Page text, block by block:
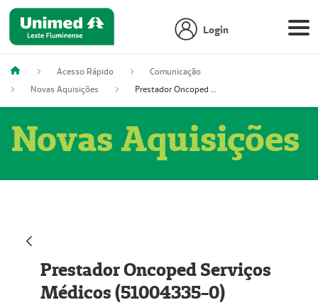
Login
Acesso Rápido
Comunicação
Novas Aquisições
Prestador Oncoped Serviços Médicos (51004335-0)
Novas Aquisições
Prestador Oncoped Serviços
Médicos (51004335-0)